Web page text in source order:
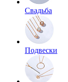
Свадьба
Подвески